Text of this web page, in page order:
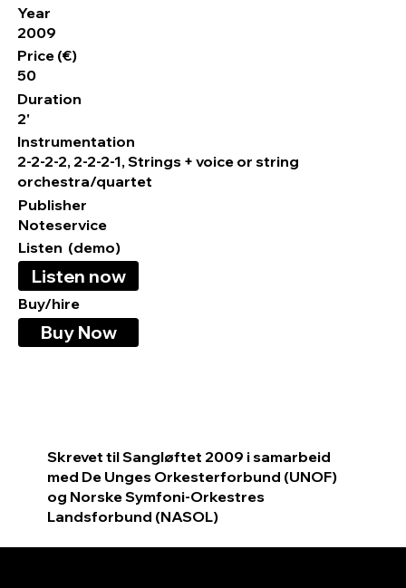
Year
2009
Price (€)
50
Duration
2'
Instrumentation
2-2-2-2, 2-2-2-1, Strings + voice or string
orchestra/quartet
Publisher
Noteservice
Listen (demo)
Listen now
Buy/hire
Buy Now
Skrevet til Sangløftet 2009 i samarbeid
med De Unges Orkesterforbund (UNOF)
og Norske Symfoni-Orkestres
Landsforbund (NASOL)